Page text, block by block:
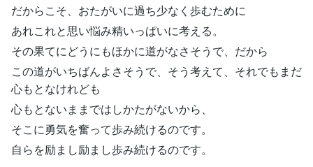
だからこそ、おたがいに過ち少なく歩むために
あれこれと思い悩み精いっぱいに考える。
その果てにどうにもほかに道がなさそうで、だから
この道がいちばんよさそうで、そう考えて、それでもまだ
心もとなけれども
心もとないままではしかたがないから、
そこに勇気を奮って歩み続けるのです。
自らを励まし励まし歩み続けるのです。